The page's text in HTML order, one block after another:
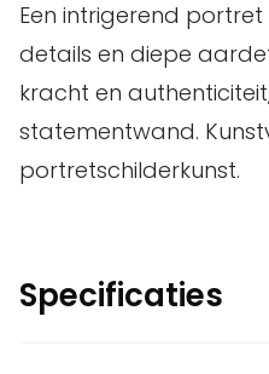
Een intrigerend
details en diepe
kracht en
statementwand.
portretschilderkunst.
Specificaties